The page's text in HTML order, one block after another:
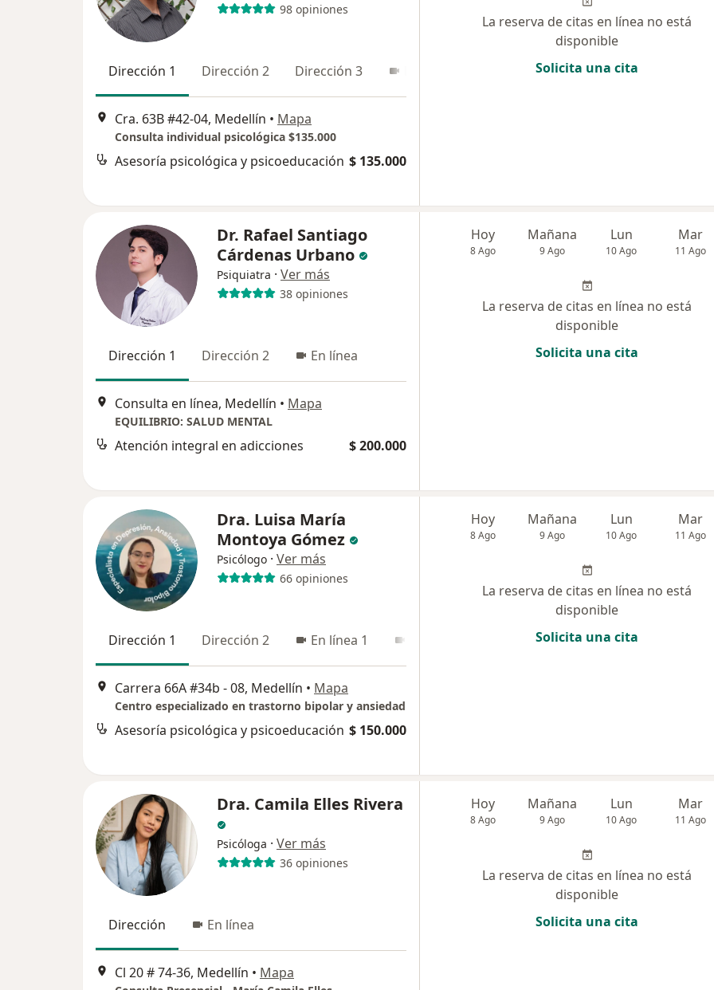
98 opiniones
Dirección 1 Dirección 2 Dirección 3
Cra. 63B #42-04, Medellín • Mapa
Consulta individual psicológica $135.000
Asesoría psicológica y psicoeducación $ 135.000
La reserva de citas en línea no está
disponible
Solicita una cita
Dr. Rafael Santiago
Cárdenas Urbano
Psiquiatra · Ver más
38 opiniones
Dirección 1 Dirección 2 En línea
Consulta en línea, Medellín • Mapa
EQUILIBRIO: SALUD MENTAL
Atención integral en adicciones $ 200.000
Hoy
8 Ago
Mañana
9 Ago
Lun
10 Ago
Mar
11 Ago
La reserva de citas en línea no está
disponible
Solicita una cita
Dra. Luisa María
Montoya Gómez
Psicólogo · Ver más
66 opiniones
Dirección 1 Dirección 2 En línea 1
Carrera 66A #34b - 08, Medellín • Mapa
Centro especializado en trastorno bipolar y ansiedad
Asesoría psicológica y psicoeducación $ 150.000
Hoy
8 Ago
Mañana
9 Ago
Lun
10 Ago
Mar
11 Ago
La reserva de citas en línea no está
disponible
Solicita una cita
Dra. Camila Elles Rivera
Psicóloga · Ver más
36 opiniones
Dirección En línea
Cl 20 # 74-36, Medellín • Mapa
Hoy
8 Ago
Mañana
9 Ago
Lun
10 Ago
Mar
11 Ago
La reserva de citas en línea no está
disponible
Solicita una cita